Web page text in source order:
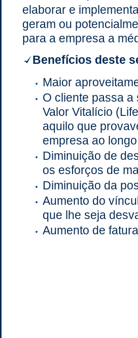
elaborar e
geram ou
para a empresa a
Benefícios deste
Maior
O cliente passa
Valor Vitalício
aquilo que
empresa ao
Diminuição de
os esforços de
Diminuição da
Aumento do
que lhe seja
Aumento de